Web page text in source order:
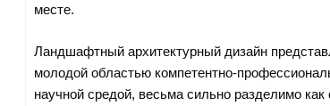
месте.
Ландшафтныйархитектурный дизайн
молодой областью компетентно-
научной средой, весьма сильно разделимо